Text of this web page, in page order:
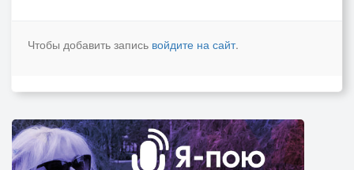
Чтобы добавить запись войдите на сайт.